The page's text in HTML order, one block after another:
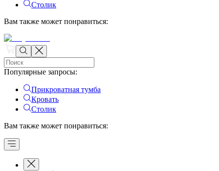
Столик
Вам также может понравиться:
Популярные запросы:
Прикроватная тумба
Кровать
Столик
Вам также может понравиться: